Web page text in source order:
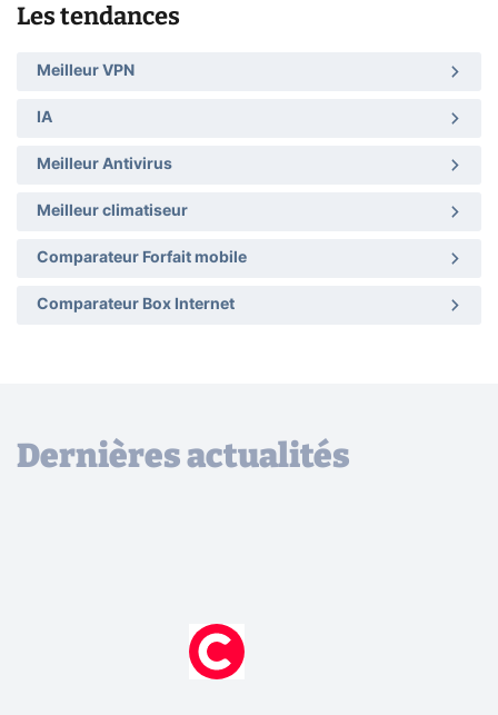
Les tendances
Meilleur VPN
IA
Meilleur Antivirus
Meilleur climatiseur
Comparateur Forfait mobile
Comparateur Box Internet
Dernières actualités